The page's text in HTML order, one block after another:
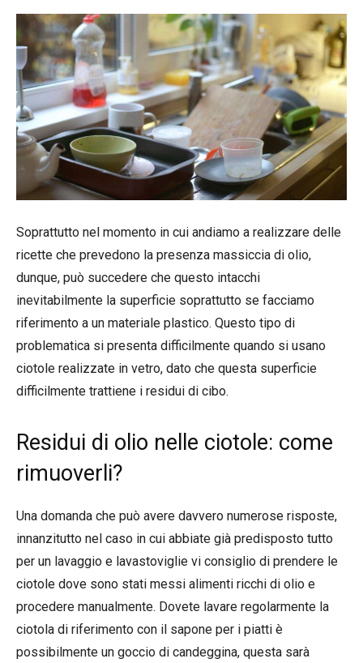
Soprattutto nel momento in cui andiamo a realizzare delle
ricette che prevedono la presenza massiccia di olio,
dunque, può succedere che questo intacchi
inevitabilmente la superficie soprattutto se facciamo
riferimento a un materiale plastico. Questo tipo di
problematica si presenta difficilmente quando si usano
ciotole realizzate in vetro, dato che questa superficie
difficilmente trattiene i residui di cibo.
Residui di olio nelle ciotole: come
rimuoverli?
Una domanda che può avere davvero numerose risposte,
innanzitutto nel caso in cui abbiate già predisposto tutto
per un lavaggio e lavastoviglie vi consiglio di prendere le
ciotole dove sono stati messi alimenti ricchi di olio e
procedere manualmente. Dovete lavare regolarmente la
ciotola di riferimento con il sapone per i piatti è
possibilmente un goccio di candeggina, questa sarà